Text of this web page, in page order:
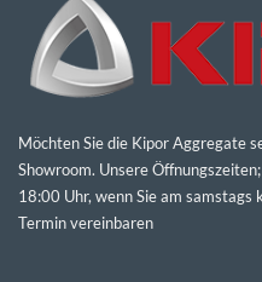
Möchten Sie die Kipor Aggregate
Showroom. Unsere
18:00 Uhr, wenn Sie am samstags
Termin vereinbaren